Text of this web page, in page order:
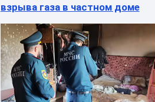
взрыва газа в частном доме